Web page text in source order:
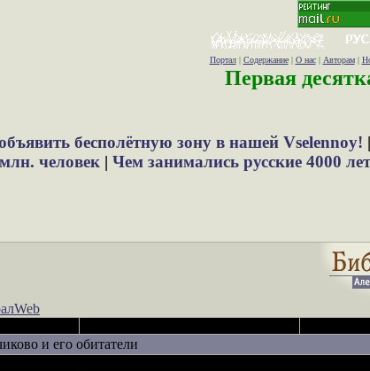
Портал| Содержание| О нас| Авторам|
Первая
бесполётную зону в нашей Vselennoy! |
человек| Чем занимались русские 4000
и его обитатели